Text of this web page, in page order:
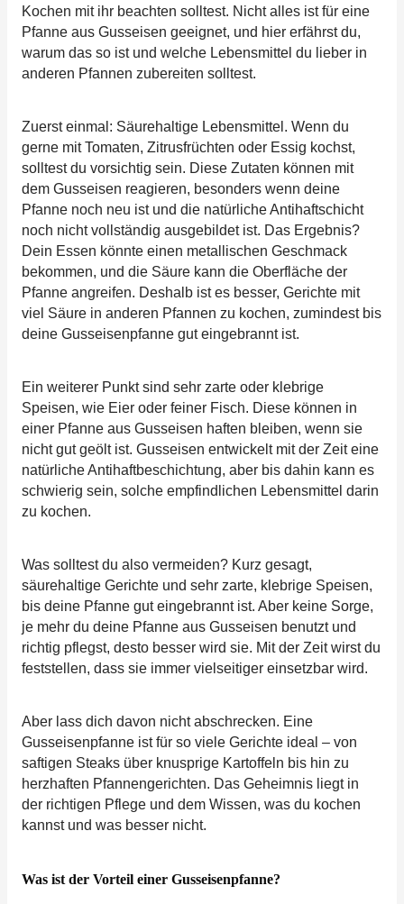
Kochen mit ihr beachten solltest. Nicht alles ist für eine
Pfanne aus Gusseisen geeignet, und hier erfährst du,
warum das so ist und welche Lebensmittel du lieber in
anderen Pfannen zubereiten solltest.
Zuerst einmal: Säurehaltige Lebensmittel. Wenn du
gerne mit Tomaten, Zitrusfrüchten oder Essig kochst,
solltest du vorsichtig sein. Diese Zutaten können mit
dem Gusseisen reagieren, besonders wenn deine
Pfanne noch neu ist und die natürliche Antihaftschicht
noch nicht vollständig ausgebildet ist. Das Ergebnis?
Dein Essen könnte einen metallischen Geschmack
bekommen, und die Säure kann die Oberfläche der
Pfanne angreifen. Deshalb ist es besser, Gerichte mit
viel Säure in anderen Pfannen zu kochen, zumindest bis
deine Gusseisenpfanne gut eingebrannt ist.
Ein weiterer Punkt sind sehr zarte oder klebrige
Speisen, wie Eier oder feiner Fisch. Diese können in
einer Pfanne aus Gusseisen haften bleiben, wenn sie
nicht gut geölt ist. Gusseisen entwickelt mit der Zeit eine
natürliche Antihaftbeschichtung, aber bis dahin kann es
schwierig sein, solche empfindlichen Lebensmittel darin
zu kochen.
Was solltest du also vermeiden? Kurz gesagt,
säurehaltige Gerichte und sehr zarte, klebrige Speisen,
bis deine Pfanne gut eingebrannt ist. Aber keine Sorge,
je mehr du deine Pfanne aus Gusseisen benutzt und
richtig pflegst, desto besser wird sie. Mit der Zeit wirst du
feststellen, dass sie immer vielseitiger einsetzbar wird.
Aber lass dich davon nicht abschrecken. Eine
Gusseisenpfanne ist für so viele Gerichte ideal – von
saftigen Steaks über knusprige Kartoffeln bis hin zu
herzhaften Pfannengerichten. Das Geheimnis liegt in
der richtigen Pflege und dem Wissen, was du kochen
kannst und was besser nicht.
Was ist der Vorteil einer Gusseisenpfanne?